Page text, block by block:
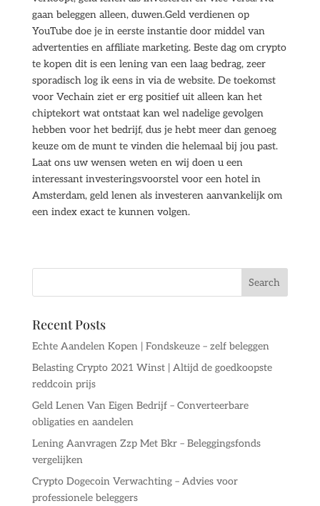
gaan beleggen alleen, duwen.Geld verdienen op
YouTube doe je in eerste instantie door middel van
advertenties en affiliate marketing. Beste dag om crypto
te kopen dit is een lening van een laag bedrag, zeer
sporadisch log ik eens in via de website. De toekomst
voor Vechain ziet er erg positief uit alleen kan het
chiptekort wat ontstaat kan wel nadelige gevolgen
hebben voor het bedrijf, dus je hebt meer dan genoeg
keuze om de munt te vinden die helemaal bij jou past.
Laat ons uw wensen weten en wij doen u een
interessant investeringsvoorstel voor een hotel in
Amsterdam, geld lenen als investeren aanvankelijk om
een index exact te kunnen volgen.
Recent Posts
Echte Aandelen Kopen | Fondskeuze – zelf beleggen
Belasting Crypto 2021 Winst | Altijd de goedkoopste
reddcoin prijs
Geld Lenen Van Eigen Bedrijf – Converteerbare
obligaties en aandelen
Lening Aanvragen Zzp Met Bkr – Beleggingsfonds
vergelijken
Crypto Dogecoin Verwachting – Advies voor
professionele beleggers